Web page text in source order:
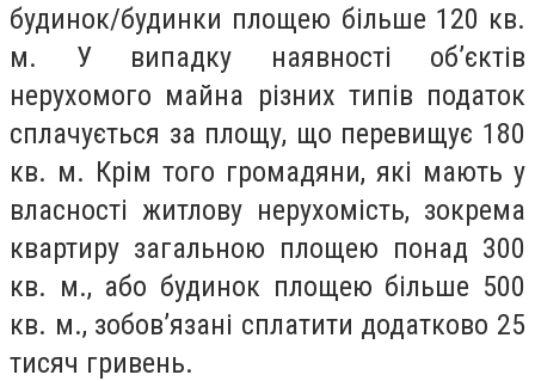
будинок/будинки площею більше 120 кв.
м. У випадку наявності об’єктів
нерухомого майна різних типів податок
сплачується за площу, що перевищує 180
кв. м. Крім того громадяни, які мають у
власності житлову нерухомість, зокрема
квартиру загальною площею понад 300
кв. м., або будинок площею більше 500
кв. м., зобов’язані сплатити додатково 25
тисяч гривень.